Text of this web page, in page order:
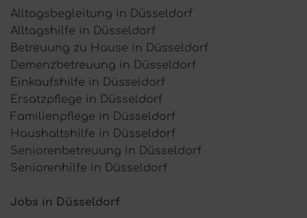
Alltagsbegleitung in Düsseldorf
Alltagshilfe in Düsseldorf
Betreuung zu Hause in Düsseldorf
Demenzbetreuung in Düsseldorf
Einkaufshilfe in Düsseldorf
Ersatzpflege in Düsseldorf
Familienpflege in Düsseldorf
Haushaltshilfe in Düsseldorf
Seniorenbetreuung in Düsseldorf
Seniorenhilfe in Düsseldorf
Jobs in Düsseldorf